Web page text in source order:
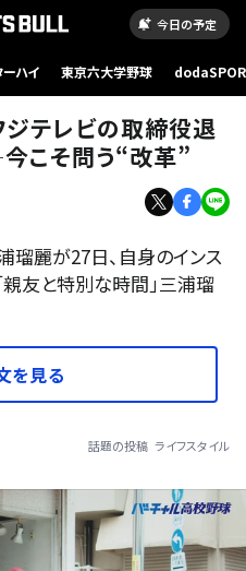
今日の予定
ーハイ 東京六大学野球
ジテレビの取締役退
こそ問う“改革”
瑠麗が27日、自身のインス
親友と特別な時間」三浦瑠
を見る
話題の投稿 ライフスタイル